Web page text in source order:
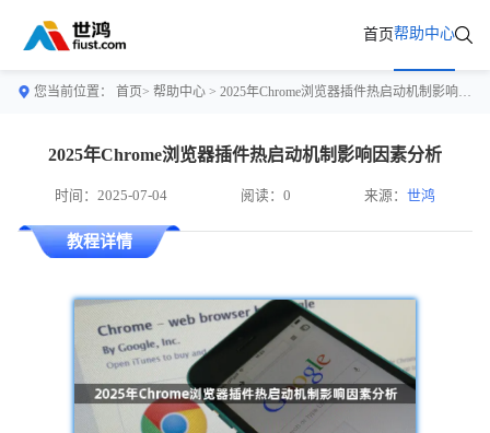
首页帮助中心
您当前位置： 首页> 帮助中心 > 2025年Chrome浏览器插件热启动机制影响因素分析
2025年Chrome浏览器插件热启动机制影响因素分析
时间：2025-07-04 阅读：0 来源：世鸿
教程详情